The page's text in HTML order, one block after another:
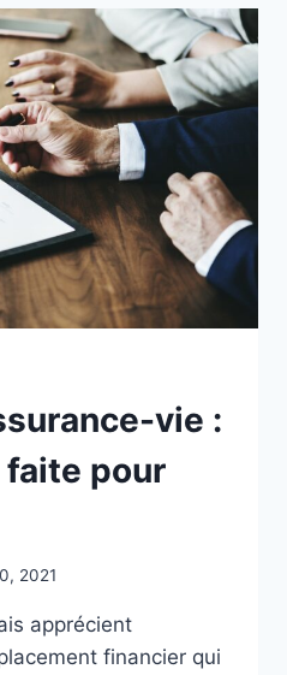
vie :
pour
2021
apprécient
financier qui